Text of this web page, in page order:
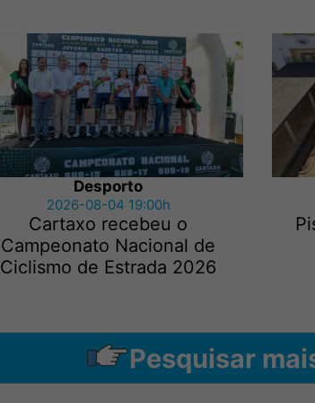
Desporto
2026-08-04 19:00h
Cartaxo recebeu o
Campeonato Nacional de
Ciclismo de Estrada 2026
Pesquisar